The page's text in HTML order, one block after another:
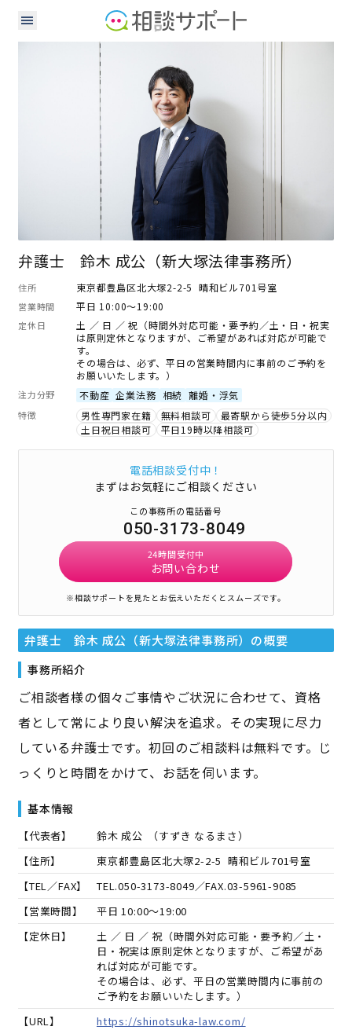
弁護士 鈴木 成公（新大塚法律事務所）
住所 東京都豊島区北大塚2-2-5 晴和ビル701号室
営業時間 平日 10:00～19:00
定休日
土 ／ 日 ／ 祝（時間外対応可能・要予約／土・日・祝実
は原則定休となりますが、ご希望があれば対応が可能で
す。
その場合は、必ず、平日の営業時間内に事前のご予約を
お願いいたします。）
注力分野 不動産 企業法務 相続 離婚・浮気
特徴 男性専門家在籍 無料相談可
最寄駅から徒歩5分以内
土日祝日相談可
平日19時以降相談可
電話相談受付中！
まずはお気軽にご相談ください
この事務所の電話番号
050-3173-8049
24時間受付中
お問い合わせ
※相談サポートを見たとお伝えいただくとスムーズです。
弁護士 鈴木 成公（新大塚法律事務所） の概要
事務所紹介
ご相談者様の個々ご事情やご状況に合わせて、資格
者として常により良い解決を追求。その実現に尽力
している弁護士です。初回のご相談料は無料です。じ
っくりと時間をかけて、お話を伺います。
基本情報
【代表者】 鈴木 成公 （すずき なるまさ）
【住所】
東京都豊島区北大塚2-2-5 晴和ビル701号室
【TEL／FAX】
TEL.050-3173-8049／FAX.03-5961-9085
【営業時間】
平日 10:00～19:00
【定休日】
土 ／ 日 ／ 祝（時間外対応可能・要予約／土・
日・祝実は原則定休となりますが、ご希望があ
れば対応が可能です。
その場合は、必ず、平日の営業時間内に事前の
ご予約をお願いいたします。）
【URL】
https://shinotsuka-law.com/